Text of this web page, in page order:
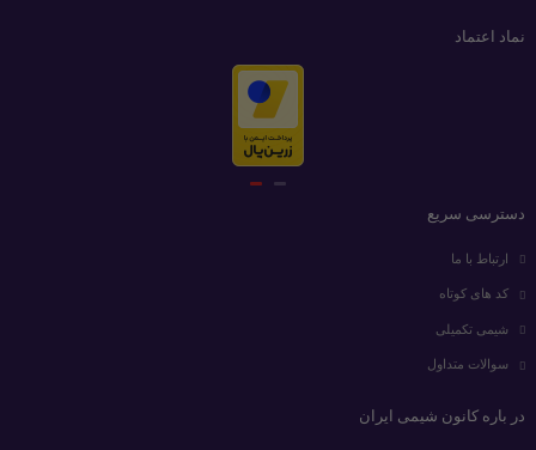
نماد اعتماد
دسترسی سریع
ارتباط با ما
کد های کوتاه
شیمی تکمیلی
سوالات متداول
در باره کانون شیمی ایران